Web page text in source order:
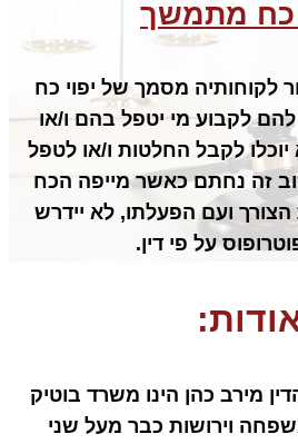
כח מתמשך
לקוחותיה מסמך של יפוי כח
לקבוע מי יטפל בהם ו/או
לקבל החלטות ו/או לטפל
זה נחתם כאשר מייפה הכח
הצורך ועם הפעלתו, לא יידרש
על פי דין.
מירב כהן הינו משרד בוטיק
וירושות כבר מעל שני